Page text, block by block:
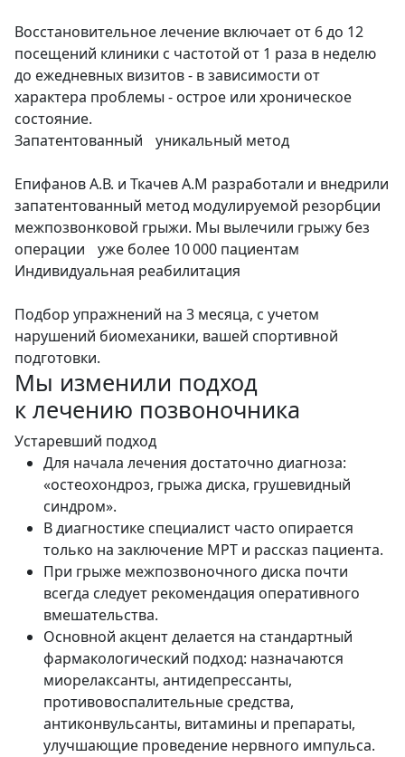
Восстановительное лечение включает от 6 до 12
посещений клиники с частотой от 1 раза в неделю
до ежедневных визитов - в зависимости от
характера проблемы - острое или хроническое
состояние.
Запатентованный уникальный метод
Епифанов А.В. и Ткачев А.М разработали и внедрили
запатентованный метод модулируемой резорбции
межпозвонковой грыжи. Мы вылечили грыжу без
операции уже более 10 000 пациентам
Индивидуальная реабилитация
Подбор упражнений на 3 месяца, с учетом
нарушений биомеханики, вашей спортивной
подготовки.
Мы изменили подход
к лечению позвоночника
Устаревший подход
Для начала лечения достаточно диагноза:
«остеохондроз, грыжа диска, грушевидный
синдром».
В диагностике специалист часто опирается
только на заключение МРТ и рассказ пациента.
При грыже межпозвоночного диска почти
всегда следует рекомендация оперативного
вмешательства.
Основной акцент делается на стандартный
фармакологический подход: назначаются
миорелаксанты, антидепрессанты,
противовоспалительные средства,
антиконвульсанты, витамины и препараты,
улучшающие проведение нервного импульса.